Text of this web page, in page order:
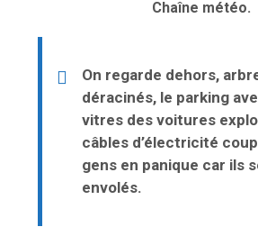
Chaîne météo.
On regarde dehors,
déracinés, le parking
vitres des voitures
câbles d’électricité
gens en panique car ils
envolés.